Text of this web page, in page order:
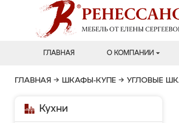
ГЛАВНАЯ О КОМПАНИИ
ГЛАВНАЯ → ШКАФЫ-КУПЕ → УГЛОВЫЕ
Кухни